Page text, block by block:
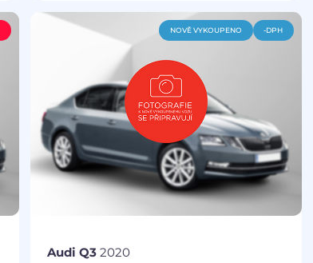
NOVĚ VYKOUPENO -DPH
Audi Q3 2020